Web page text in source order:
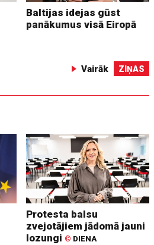
Baltijas idejas gūst
panākumus visā Eiropā
Vairāk ZIŅAS
Protesta balsu
zvejotājiem jādomā jauni
lozungi © DIENA